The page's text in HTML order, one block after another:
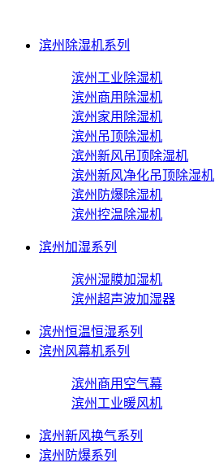
滨州除湿机系列
滨州工业除湿机
滨州商用除湿机
滨州家用除湿机
滨州吊顶除湿机
滨州新风吊顶除湿机
滨州新风净化吊顶除湿机
滨州防爆除湿机
滨州控温除湿机
滨州加湿系列
滨州湿膜加湿机
滨州超声波加湿器
滨州恒温恒湿系列
滨州风幕机系列
滨州商用空气幕
滨州工业暖风机
滨州新风换气系列
滨州防爆系列